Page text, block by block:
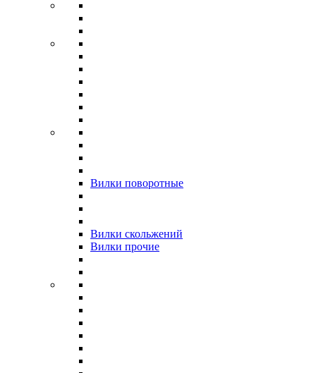
Вилки поворотные
Вилки скольжений
Вилки прочие